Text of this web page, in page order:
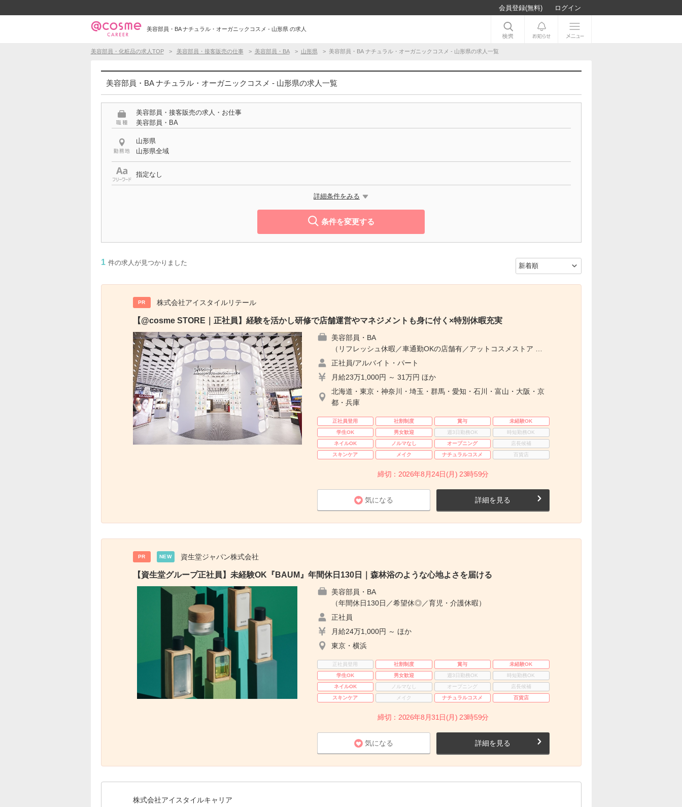
会員登録(無料) ログイン
美容部員・BA ナチュラル・オーガニックコスメ - 山形県 の求人
美容部員・化粧品の求人TOP 美容部員・接客販売の仕事 美容部員・BA 山形県 美容部員・BA ナチュラル・オーガニックコスメ - 山形県の求人一覧
美容部員・BA ナチュラル・オーガニックコスメ - 山形県の求人一覧
美容部員・接客販売の求人・お仕事
美容部員・BA
山形県
山形県全域
指定なし
詳細条件をみる
条件を変更する
1 件の求人が見つかりました
PR 株式会社アイスタイルリテール
【@cosme STORE｜正社員】経験を活かし研修で店舗運営やマネジメントも身に付く×特別休暇充実
美容部員・BA
（リフレッシュ休暇／車通勤OKの店舗有／アットコスメストア …
正社員/アルバイト・パート
月給23万1,000円 ～ 31万円 ほか
北海道・東京・神奈川・埼玉・群馬・愛知・石川・富山・大阪・京
都・兵庫
正社員登用 社割制度 賞与
未経験OK
学生OK
男女歓迎 週3日勤務OK
時短勤務OK
ネイルOK
ノルマなし オープニング
店長候補
スキンケア
メイク ナチュラルコスメ 百貨店
締切：2026年8月24日(月) 23時59分
気になる 詳細を見る
PR NEW 資生堂ジャパン株式会社
【資生堂グループ正社員】未経験OK『BAUM』年間休日130日｜森林浴のような心地よさを届ける
美容部員・BA
（年間休日130日／希望休◎／育児・介護休暇）
正社員
月給24万1,000円 ～ ほか
東京・横浜
正社員登用 社割制度 賞与
未経験OK
学生OK
男女歓迎 週3日勤務OK
時短勤務OK
ネイルOK
ノルマなし オープニング
店長候補
スキンケア
メイク ナチュラルコスメ 百貨店
締切：2026年8月31日(月) 23時59分
気になる 詳細を見る
株式会社アイスタイルキャリア